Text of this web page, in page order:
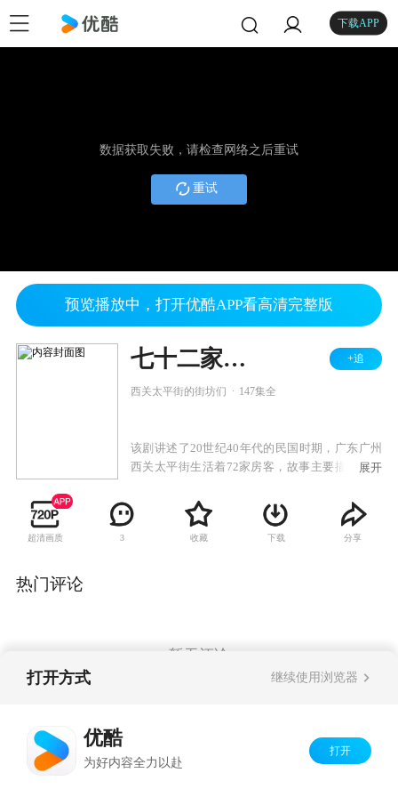
下载APP
数据获取失败，请检查网络之后重试
重试
预览播放中，打开优酷APP看高清完整版
七十二家房客 第八部 +追
西关太平街的街坊们 147集全
该剧讲述了20世纪40年代的民国时期，广东广州
西关太平街生活着72家房客，故事主要描述房东
展开
超清画质 3 收藏 下载 分享
热门评论
暂无评论
打开方式 继续使用浏览器
优酷
为好内容全力以赴
打开